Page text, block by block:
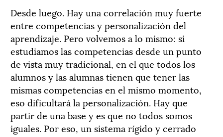
Desde luego. Hay una correlación muy fuerte
entre competencias y personalización del
aprendizaje. Pero volvemos a lo mismo: si
estudiamos las competencias desde un punto
de vista muy tradicional, en el que todos los
alumnos y las alumnas tienen que tener las
mismas competencias en el mismo momento,
eso dificultará la personalización. Hay que
partir de una base y es que no todos somos
iguales. Por eso, un sistema rígido y cerrado